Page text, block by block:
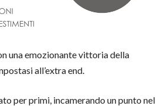
una emozionante vittoria della
all’extra end.
per primi, incamerando un punto nel